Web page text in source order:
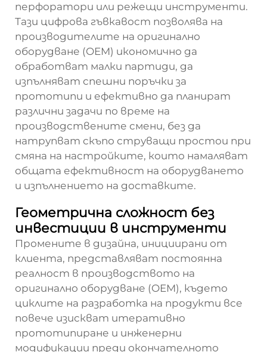
перфоратори или режещи инструменти.
Тази цифрова гъвкавост позволява на
производителите на оригинално
оборудване (OEM) икономично да
обработват малки партиди, да
изпълняват спешни поръчки за
прототипи и ефективно да планират
различни задачи по време на
производствените смени, без да
натрупват скъпо струващи простои при
смяна на настройките, които намаляват
общата ефективност на оборудването
и изпълнението на доставките.
Геометрична сложност без
инвестиции в инструменти
Промените в дизайна, инициирани от
клиента, представляват постоянна
реалност в производството на
оригинално оборудване (OEM), където
циклите на разработка на продукти все
повече изискват итеративно
прототипиране и инженерни
модификации преди окончателното